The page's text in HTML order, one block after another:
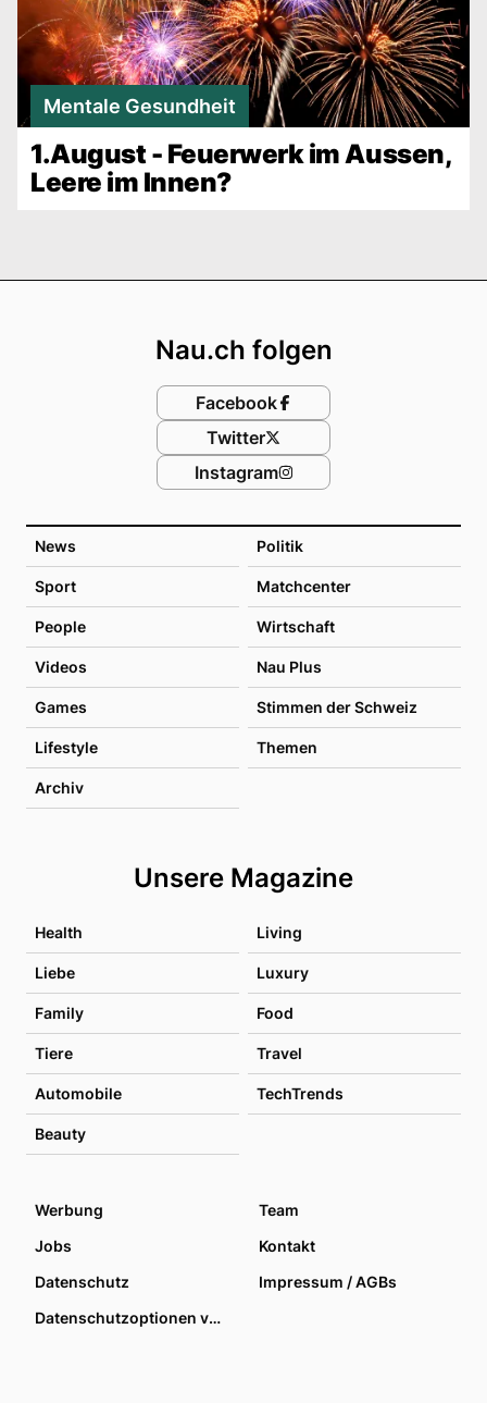
Mentale Gesundheit
1.August - Feuerwerk im Aussen,
Leere im Innen?
News Politik
Sport Matchcenter
People Wirtschaft
Videos Nau Plus
Games Stimmen der Schweiz
Lifestyle Themen
Archiv
Unsere Magazine
Health Living
Liebe Luxury
Family Food
Tiere Travel
Automobile TechTrends
Beauty
Nau.ch folgen
Facebook
Twitter
Instagram
Werbung
Team
Jobs
Kontakt
Datenschutz
Impressum / AGBs
Datenschutzoptionen verwalten